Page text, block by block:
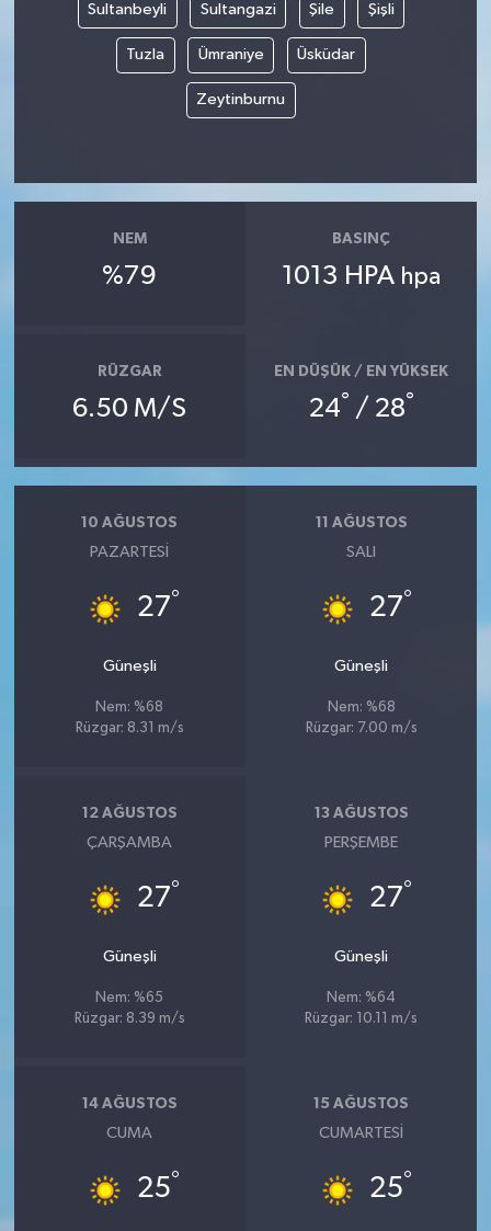
Sultanbeyli Sultangazi Şile Şişli
Tuzla Ümraniye Üsküdar
Zeytinburnu
NEM
%79
BASINÇ
1013 HPA hpa
RÜZGAR
6.50 M/S
EN DÜŞÜK / EN YÜKSEK
24° / 28°
10 AĞUSTOS
PAZARTESI
27°
Güneşli
Nem: %68
Rüzgar: 8.31 m/s
11 AĞUSTOS
SALI
27°
Güneşli
Nem: %68
Rüzgar: 7.00 m/s
12 AĞUSTOS
ÇARŞAMBA
27°
Güneşli
Nem: %65
Rüzgar: 8.39 m/s
13 AĞUSTOS
PERŞEMBE
27°
Güneşli
Nem: %64
Rüzgar: 10.11 m/s
14 AĞUSTOS
CUMA
25°
15 AĞUSTOS
CUMARTESI
25°